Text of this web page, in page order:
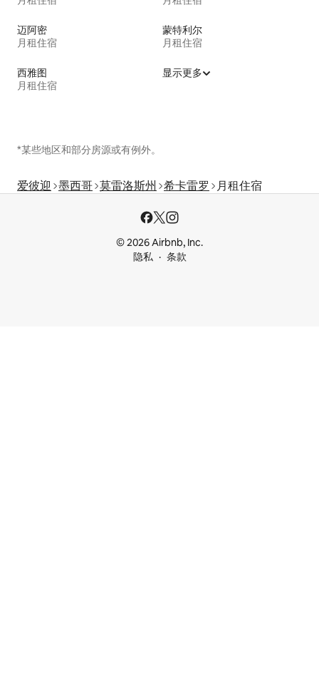
迈阿密
月租住宿
蒙特利尔
月租住宿
西雅图
月租住宿
显示更多
*某些地区和部分房源或有例外。
爱彼迎 墨西哥 莫雷洛斯州 希卡雷罗 月租住宿
© 2026 Airbnb, Inc.
隐私
条款